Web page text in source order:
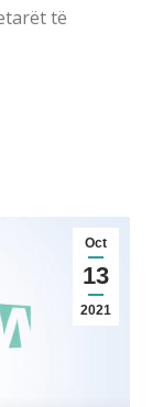
të
Oct
13
2021